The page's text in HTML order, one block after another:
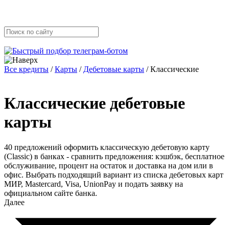
Все кредиты /Карты / Дебетовые карты /Классические
Классические дебетовые
карты
40 предложений оформить классическую дебетовую карту
(Classic) в банках - сравнить предложения: кэшбэк, бесплатное
обслуживание, процент на остаток и доставка на дом или в
офис. Выбрать подходящий вариант из списка дебетовых карт
МИР, Mastercard, Visa, UnionPay и подать заявку на
официальном сайте банка.
Далее